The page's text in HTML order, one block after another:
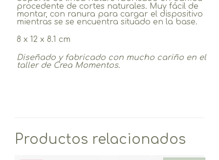
procedente de cortes naturales. Muy fácil de
montar, con ranura para cargar el dispositivo
mientras se se encuentra situado en la base.
8 x 12 x 8.1 cm
Diseñado y fabricado con mucho cariño en el
taller de Crea Momentos.
Productos relacionados